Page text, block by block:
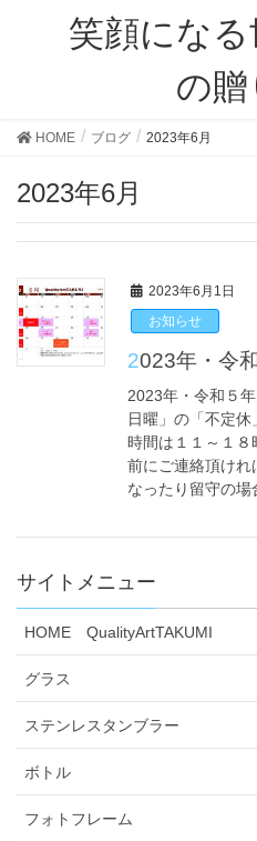
笑顔にな
の贈
HOME ブログ 2023年6月
2023年6月
2023年6月1日
お知らせ
2023年・令
2023年・令和５
日曜」の「不定
時間は１１～１
前にご連絡頂け
なったり留守の
サイトメニュー
HOME QualityArtTAKUMI
グラス
ステンレスタンブラー
ボトル
フォトフレーム